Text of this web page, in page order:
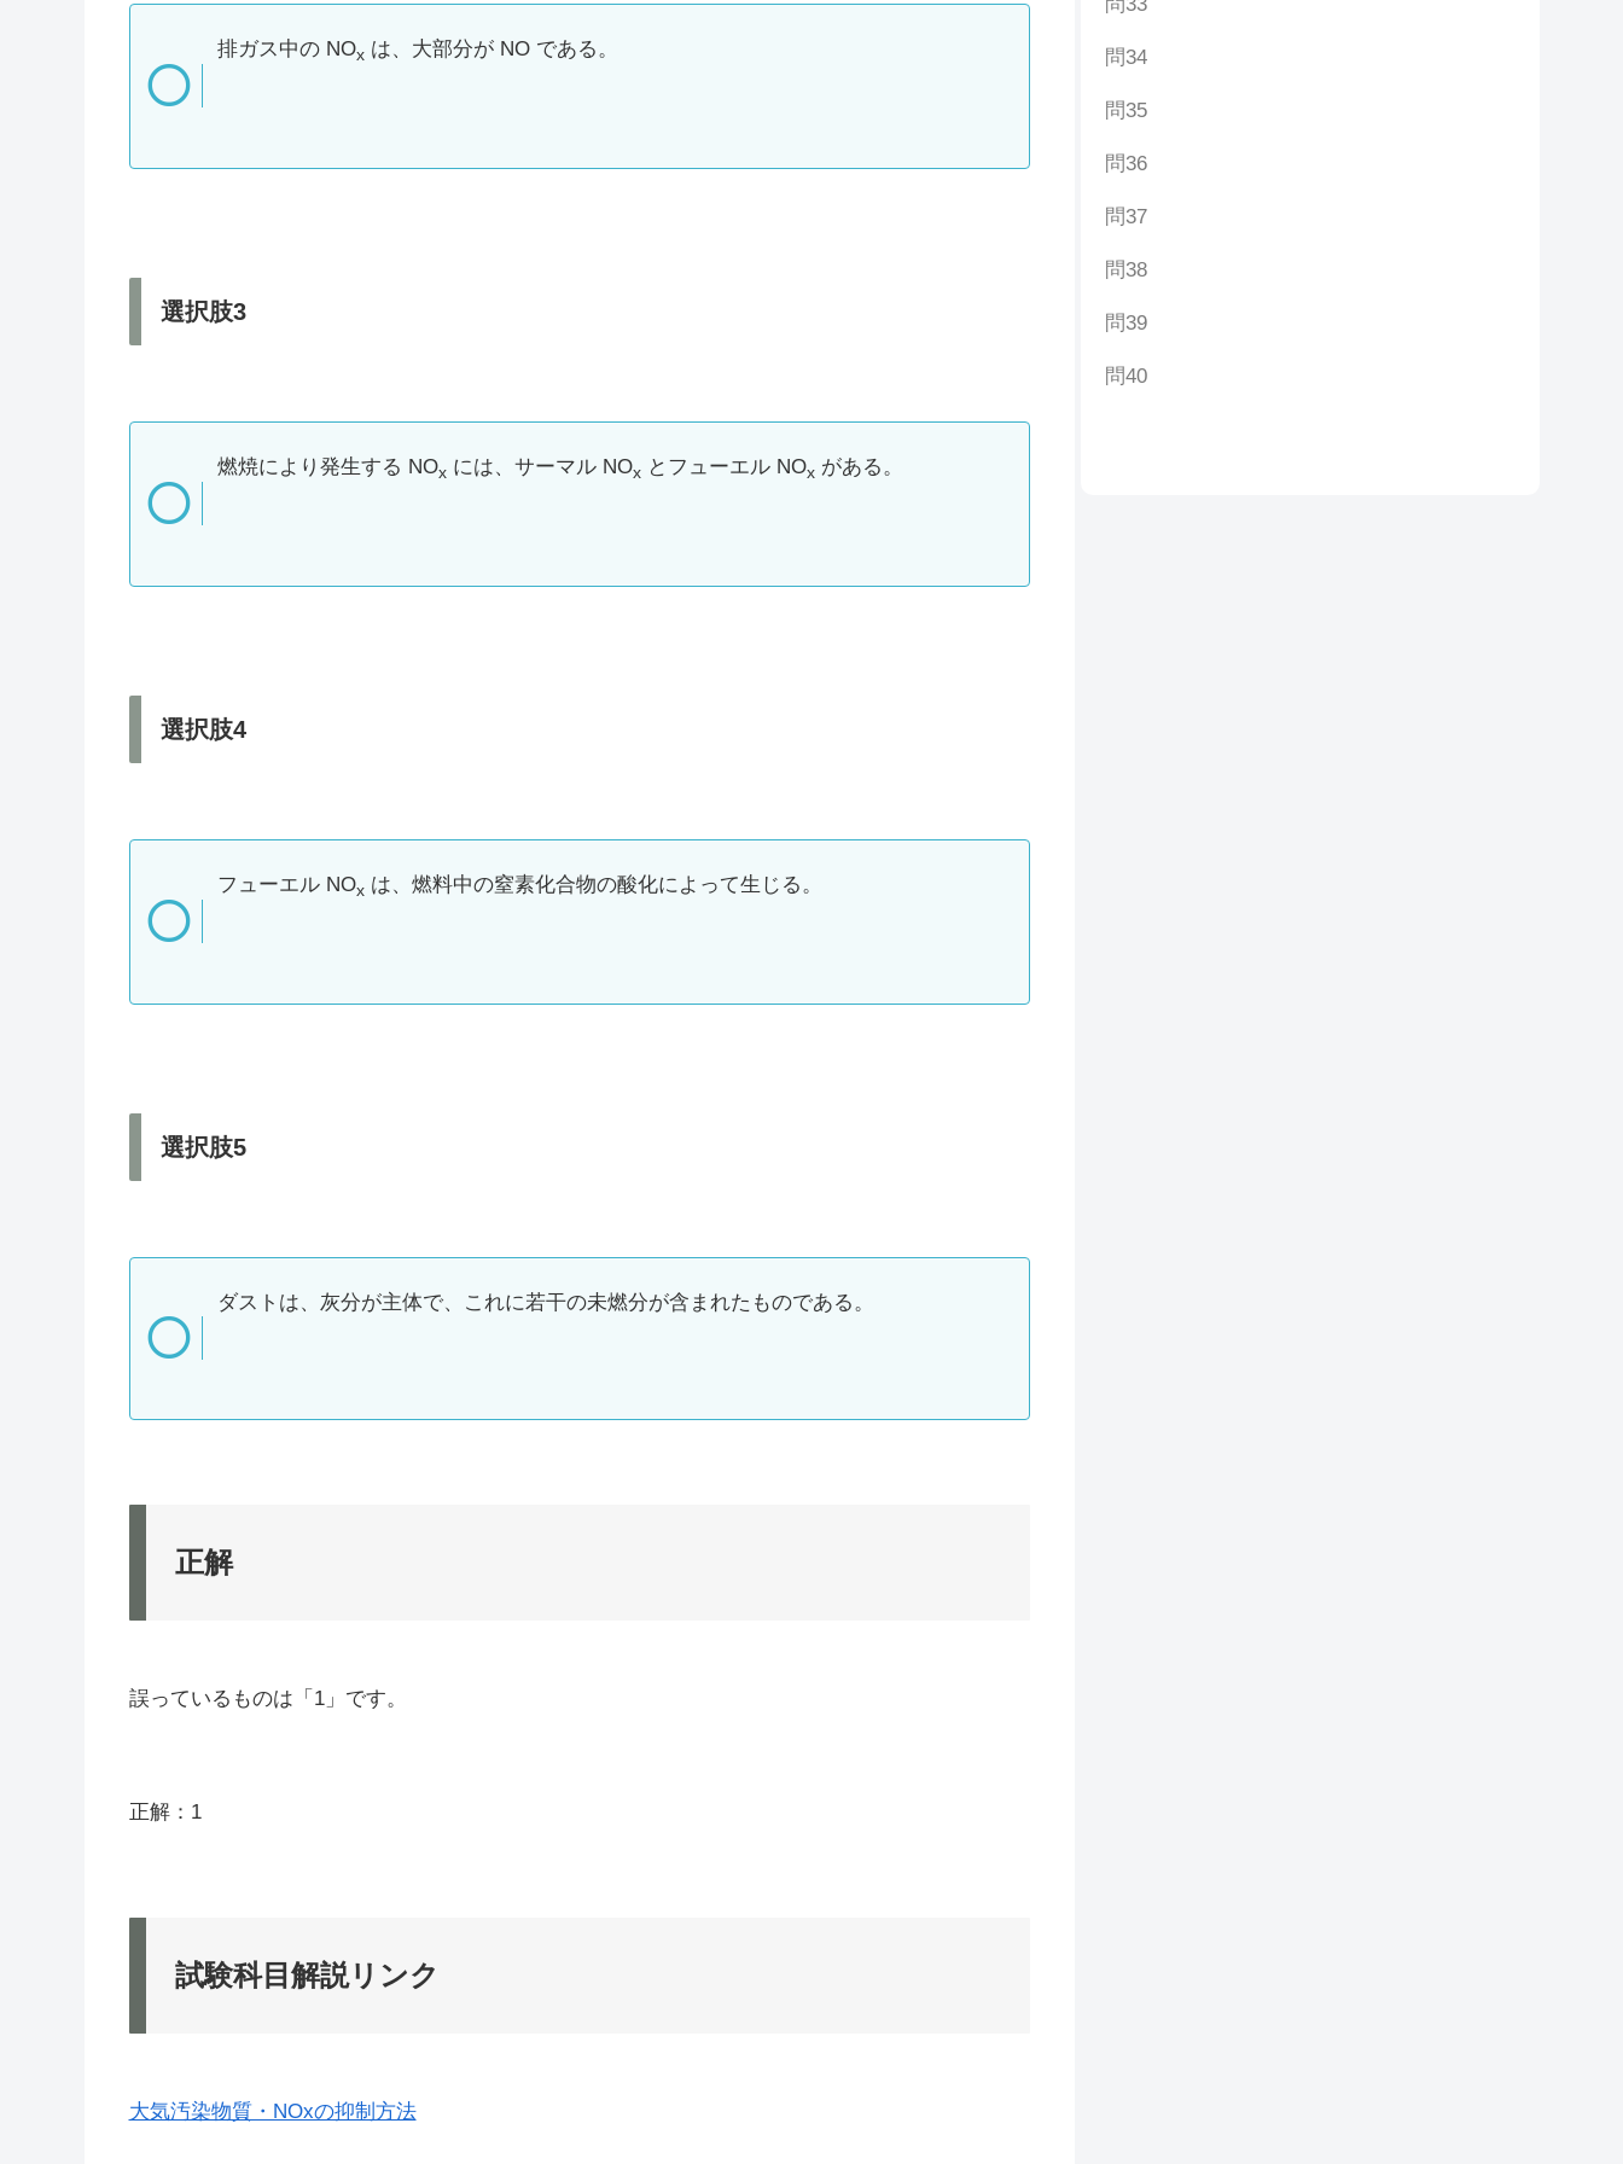
排ガス中の NOxは、大部分が NO である。
選択肢3
燃焼により発生する NOxには、サーマル NOxとフューエル NOxがある。
選択肢4
フューエル NOxは、燃料中の窒素化合物の酸化によって生じる。
選択肢5
ダストは、灰分が主体で、これに若干の未燃分が含まれたものである。
正解
誤っているものは「1」です。
正解：1
試験科目解説リンク
大気汚染物質・NOxの抑制方法
問33
問34
問35
問36
問37
問38
問39
問40